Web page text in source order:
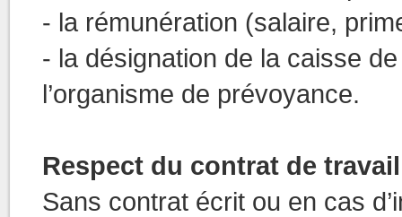
- la rémunération (salaire,
- la désignation de la caisse
l’organisme de prévoyance.
Respect du contrat de travail
Sans contrat écrit ou en cas